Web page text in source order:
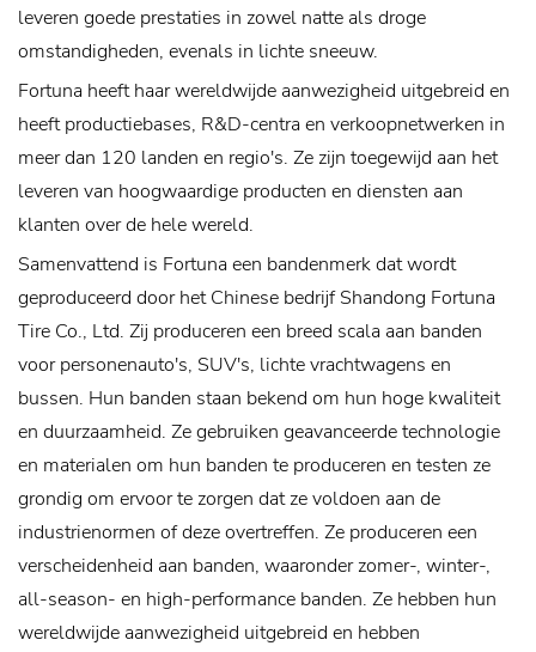
leveren goede prestaties in zowel natte als droge
omstandigheden, evenals in lichte sneeuw.
Fortuna heeft haar wereldwijde aanwezigheid uitgebreid en
heeft productiebases, R&D-centra en verkoopnetwerken in
meer dan 120 landen en regio's. Ze zijn toegewijd aan het
leveren van hoogwaardige producten en diensten aan
klanten over de hele wereld.
Samenvattend is Fortuna een bandenmerk dat wordt
geproduceerd door het Chinese bedrijf Shandong Fortuna
Tire Co., Ltd. Zij produceren een breed scala aan banden
voor personenauto's, SUV's, lichte vrachtwagens en
bussen. Hun banden staan ​​bekend om hun hoge kwaliteit
en duurzaamheid. Ze gebruiken geavanceerde technologie
en materialen om hun banden te produceren en testen ze
grondig om ervoor te zorgen dat ze voldoen aan de
industrienormen of deze overtreffen. Ze produceren een
verscheidenheid aan banden, waaronder zomer-, winter-,
all-season- en high-performance banden. Ze hebben hun
wereldwijde aanwezigheid uitgebreid en hebben